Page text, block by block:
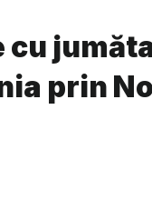
cu
prin